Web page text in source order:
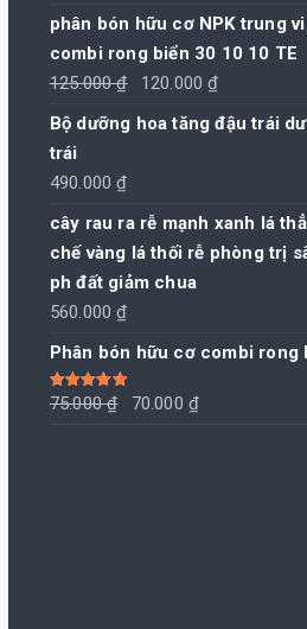
phân bón hữu cơ NPK trung
combi rong biển 30 10 10 TE
125.000₫
Giá
gốc
120.000₫
hiện
Bộ dưỡng hoa tăng đậu trái
trái
490.000₫
cây rau ra rễ mạnh xanh lá
chế vàng lá thối rễ phòng trị
ph đất giảm chua
560.000₫
Phân bón hữu cơ combi rong
Được xếp
5.005
75.000₫
Giá
70.000 ₫